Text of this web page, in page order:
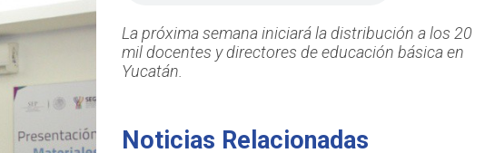
La próxima semana iniciará la distribución a los 20
mil docentes y directores de educación básica en
Yucatán.
Noticias Relacionadas